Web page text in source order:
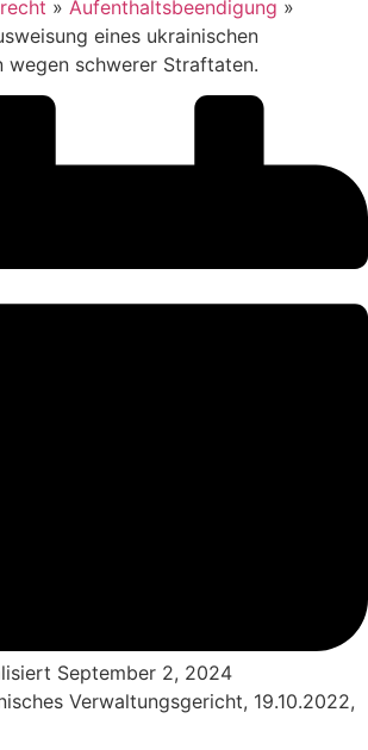
» Aufenthaltsbeendigung »
eines ukrainischen
wegen schwerer Straftaten.
September 2, 2024
Verwaltungsgericht, 19.10.2022,